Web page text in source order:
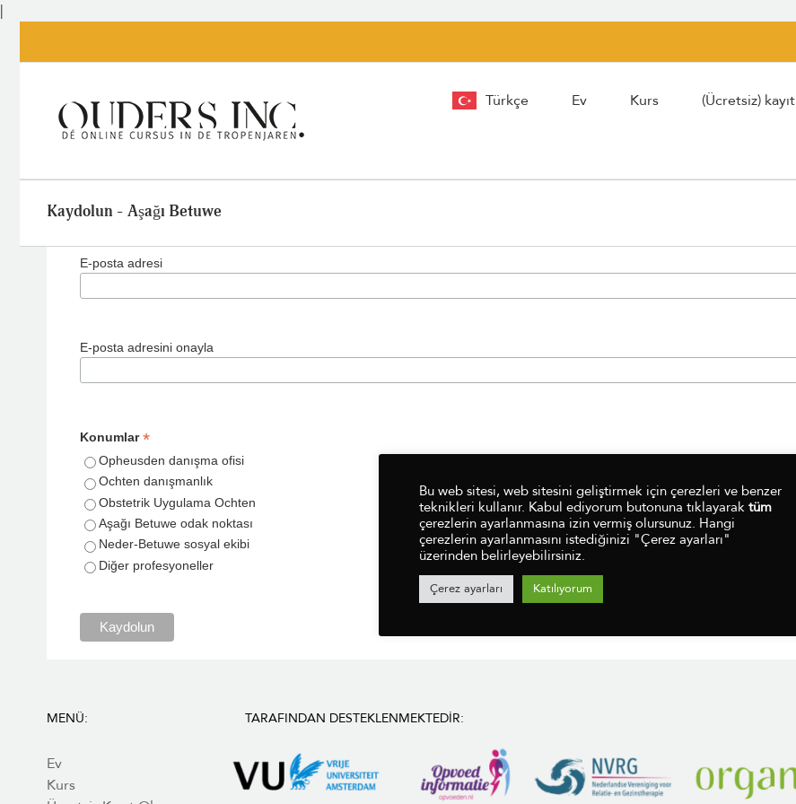
|
Türkçe Ev Kurs (Ücretsiz) kayıt
Kaydolun - Aşağı Betuwe
E-posta adresi
E-posta adresini onayla
Konumlar*
Opheusden danışma ofisi
Ochten danışmanlık
Obstetrik Uygulama Ochten
Aşağı Betuwe odak noktası
Neder-Betuwe sosyal ekibi
Diğer profesyoneller
Kaydolun
MENÜ:
Ev
Kurs
TARAFINDAN DESTEKLENMEKTEDIR:
Bu web sitesi, web sitesini geliştirmek için çerezleri ve benzer
teknikleri kullanır. Kabul ediyorum butonuna tıklayarak tüm
çerezlerin ayarlanmasına izin vermiş olursunuz. Hangi
çerezlerin ayarlanmasını istediğinizi "Çerez ayarları"
üzerinden belirleyebilirsiniz.
Çerez ayarları Katılıyorum